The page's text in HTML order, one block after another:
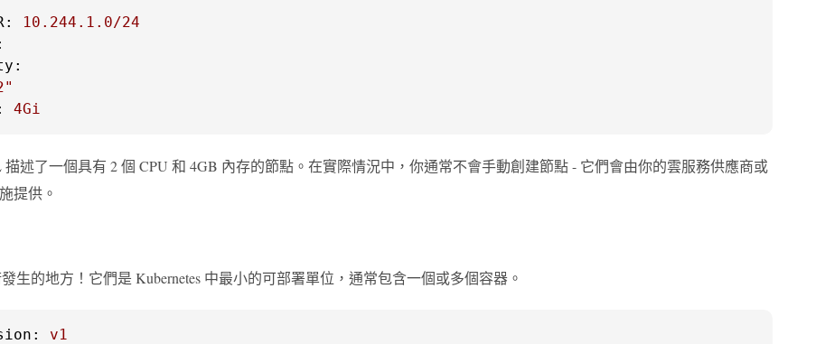
10.244 .1 .0/24
4Gi
述了一個具有 2 個 CPU 和 4GB 內存的節點。在實際情況中，你通常不會手動創建節點 - 它們會由你的雲服務供應商或
提供。
生的地方！它們是 Kubernetes 中最小的可部署單位，通常包含一個或多個容器。
v1